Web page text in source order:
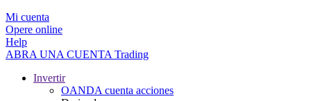
Mi cuenta
Opere online
Help
ABRA UNA CUENTA Trading
Invertir
OANDA cuenta acciones